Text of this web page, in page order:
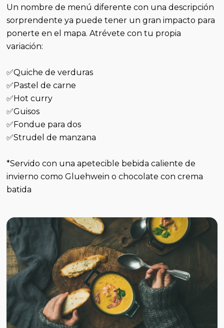
Un nombre de menú diferente con una descripción
sorprendente ya puede tener un gran impacto para
ponerte en el mapa. Atrévete con tu propia
variación:
✅Quiche de verduras
✅Pastel de carne
✅Hot curry
✅Guisos
✅Fondue para dos
✅Strudel de manzana
*Servido con una apetecible bebida caliente de
invierno como Gluehwein o chocolate con crema
batida